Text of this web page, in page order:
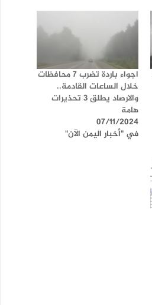
اجواء باردة تضرب 7 محافظات
خلال الساعات القادمة..
والارصاد يطلق 3 تحذيرات
هامة
07/11/2024
في "أخبار اليمن الآن"